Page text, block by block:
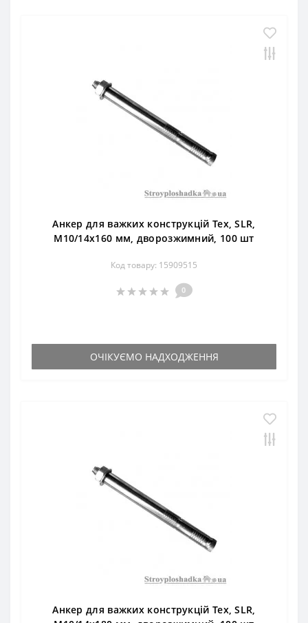
Анкер для важких конструкцій Тех, SLR,
М10/14х160 мм, дворозжимний, 100 шт
Код товару: 15909515
0
ОЧІКУЄМО НАДХОДЖЕННЯ
Анкер для важких конструкцій Тех, SLR,